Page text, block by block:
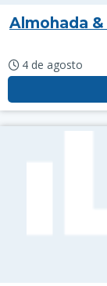
Almohada
4 de agosto